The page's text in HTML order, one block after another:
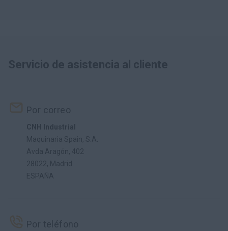
Servicio de asistencia al cliente
Por correo
CNH Industrial
Maquinaria Spain, S.A.
Avda Aragón, 402
28022, Madrid
ESPAÑA
Por teléfono